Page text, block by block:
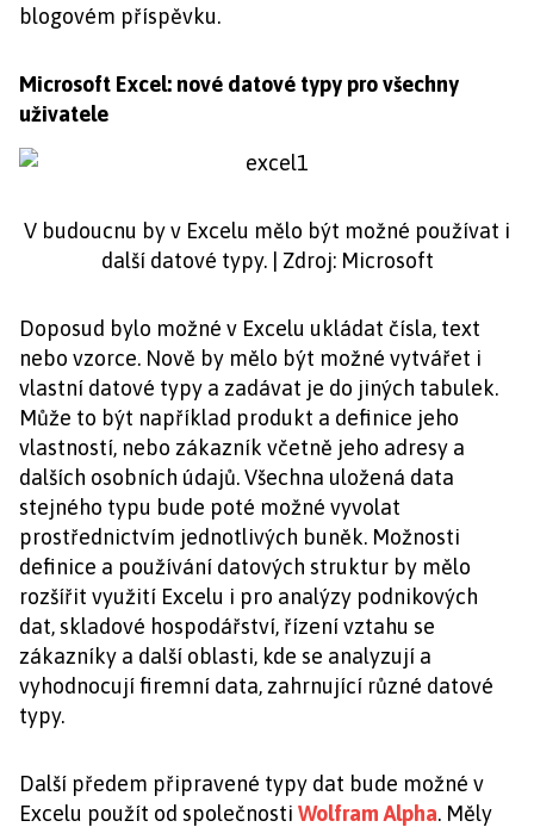
blogovém příspěvku.
Microsoft Excel: nové datové typy pro všechny
uživatele
V budoucnu by v Excelu mělo být možné používat i
další datové typy. | Zdroj: Microsoft
Doposud bylo možné v Excelu ukládat čísla, text
nebo vzorce. Nově by mělo být možné vytvářet i
vlastní datové typy a zadávat je do jiných tabulek.
Může to být například produkt a definice jeho
vlastností, nebo zákazník včetně jeho adresy a
dalších osobních údajů. Všechna uložená data
stejného typu bude poté možné vyvolat
prostřednictvím jednotlivých buněk. Možnosti
definice a používání datových struktur by mělo
rozšířit využití Excelu i pro analýzy podnikových
dat, skladové hospodářství, řízení vztahu se
zákazníky a další oblasti, kde se analyzují a
vyhodnocují firemní data, zahrnující různé datové
typy.
Další předem připravené typy dat bude možné v
Excelu použít od společnosti Wolfram Alpha. Měly